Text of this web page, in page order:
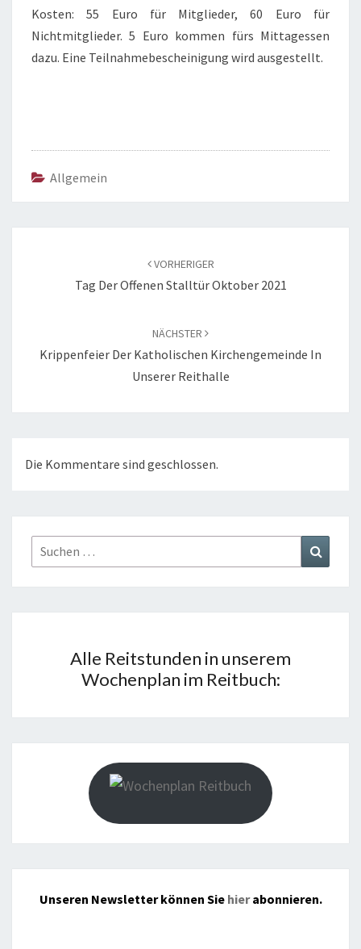
Kosten: 55 Euro für Mitglieder, 60 Euro für
Nichtmitglieder. 5 Euro kommen fürs Mittagessen
dazu. Eine Teilnahmebescheinigung wird ausgestellt.
Allgemein
VORHERIGER
Tag Der Offenen Stalltür Oktober 2021
NÄCHSTER
Krippenfeier Der Katholischen Kirchengemeinde In
Unserer Reithalle
Die Kommentare sind geschlossen.
Suchen
nach:
Alle Reitstunden in unserem
Wochenplan im Reitbuch:
Unseren Newsletter können Sie hierabonnieren.